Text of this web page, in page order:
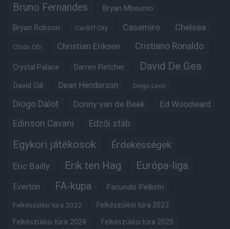
Bruno Fernandes Bryan Mbeumo
Bryan Robson Cardiff City Casemiro Chelsea
Chido Obi Christian Eriksen Cristiano Ronaldo
Crystal Palace Darren Fletcher David De Gea
David Gill Dean Henderson Diego Leon
Diogo Dalot Donny van de Beek Ed Woodward
Edinson Cavani Edzői stáb
Egykori játékosok Érdekességek
Eric Bailly Erik ten Hag Európa-liga
Everton FA-kupa Facundo Pellistri
Felkészülési túra 2022 Felkészülési túra 2023
Felkészülési túra 2024 Felkészülési túra 2025